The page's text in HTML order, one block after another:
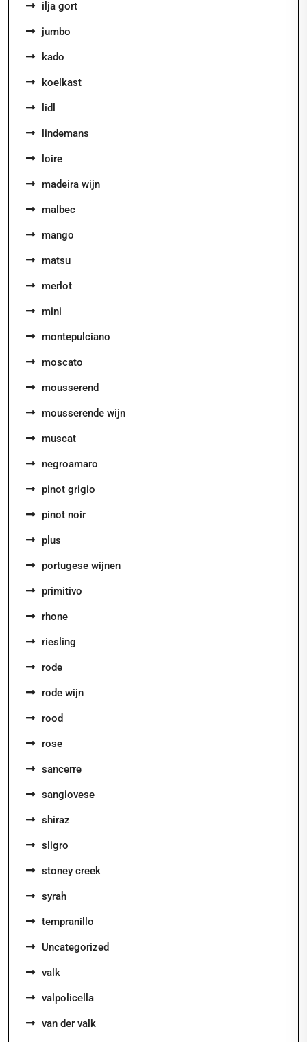
ilja gort
jumbo
kado
koelkast
lidl
lindemans
loire
madeira wijn
malbec
mango
matsu
merlot
mini
montepulciano
moscato
mousserend
mousserende wijn
muscat
negroamaro
pinot grigio
pinot noir
plus
portugese wijnen
primitivo
rhone
riesling
rode
rode wijn
rood
rose
sancerre
sangiovese
shiraz
sligro
stoney creek
syrah
tempranillo
Uncategorized
valk
valpolicella
van der valk